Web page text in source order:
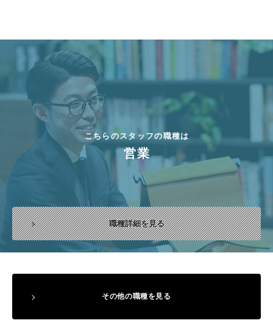
こちらのスタッフの職種は
営業
職種詳細を見る
その他の職種を見る